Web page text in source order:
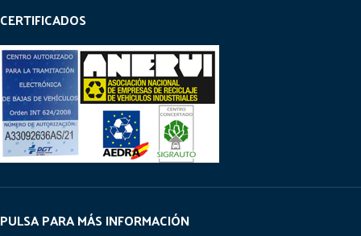
CERTIFICADOS
PULSA PARA MÁS INFORMACIÓN